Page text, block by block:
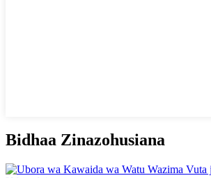
Bidhaa Zinazohusiana